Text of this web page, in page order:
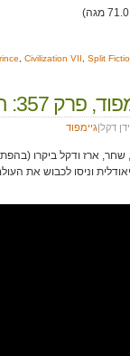
Civilization VII Split
פרק 357: הצופה בסצינות
דקל|גיימפוד
וניסו לכבוש את